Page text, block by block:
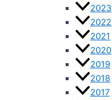
2023
2022
2021
2020
2019
2018
2017